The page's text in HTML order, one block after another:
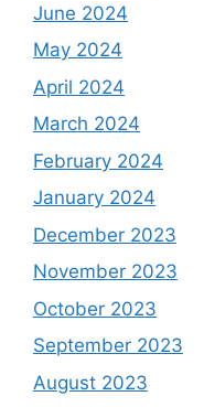
June 2024
May 2024
April 2024
March 2024
February 2024
January 2024
December 2023
November 2023
October 2023
September 2023
August 2023